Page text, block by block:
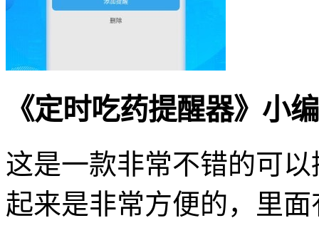
《定时吃药提醒器》小
这是一款非常不错的可
起来是非常方便的，里